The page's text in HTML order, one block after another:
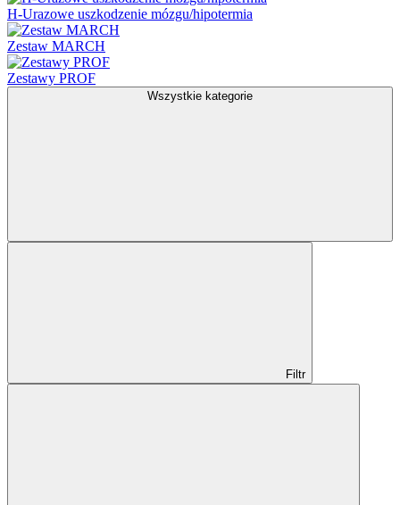
H-Urazowe uszkodzenie mózgu/hipotermia
Zestaw MARCH
Zestawy PROF
Wszystkie kategorie
Filtr